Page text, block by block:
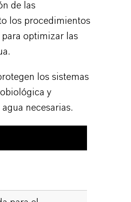
de las
los procedimientos
optimizar las
los sistemas
y
necesarias.